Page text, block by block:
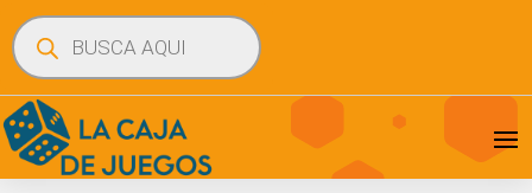
Búsqueda
de
productos